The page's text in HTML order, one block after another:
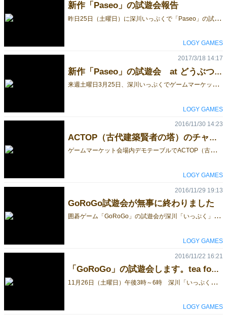
新作「Paseo」の試遊会報告
昨
日25日（土曜日）に深川いっぷくで「Paseo」の試遊会が6名で無事に行われました。2人プレー、3人プレー、4人プレーと色々なスタイルで試遊でき、どの人数でも問題無くプレーが楽しめ完成度は充分合格点でした。参加皆さんの貴重な意見が聞けて良かったです。 4人プレーだと途中で自分の駒の色を忘れたり誤って他のプレーヤの駒を動かしてしまいそうなので、4人用にはカラーマーカーがあった方が特に初心者プレーヤーには親切なのもわかりました。 ゲームマーケットでは星座前半（1月～6月）と星座後半（7月～12月）を2バージョン販売します。それぞれ2人プレー用で、2セット合わせると4人でプレーが出来るようになります。価格は3800円を予定しています。 タイル製はちょっと高価なので、できれば当日までに紙製ボードバージョンを製作することにしました。こちらはより多くの方に買ってもらってゲームを楽しんでもらえるように2人バージョンで1000円の予定です。楽しみにしてください。 そうそう1セットいっぷくの藤田さんに購入していただいたので、深川いっぷくに行けばテストプレーが出来ます。（来週から）都心近郊でご興味のなる方は是非足を運んでプレーしてみてください。 ご参加の皆さんありがとうございました。 LOGY GAMES ギフトボックス山本 [caption id="attachment_50117" align="alignleft" width="1024"] 4人バージョン 自分以外のプレーヤーの陣地ならどこにでも上がれます。[/caption] ボードの配置は自由なので環状ボードも可能です。ただし駒の動きは一方向なのでバックや同じタイルを2度通過することはできません。
LOGY GAMES
新作「Paseo」の試遊会 at どうぶつしょうぎカフェ深川いっぷく
来
週土曜日3月25日、深川いっぷくでゲームマーケット春リリース予定の新作「Paseo」の試遊会をします。 Paseoは2個のダイスを振って、その目の数で駒を動かすレースゲームです。バックギャモンのようにお互いの陣地から敵の陣地に向かって交差するように動かします。2セット使った4人プレーの試遊が一番の目的です。ご興味のある方は是非ご参加ください。 新作「Paseo」は2011年に考案したアブストラクトゲーム「JumPico」と「Skips」のルールを融合したダイスを使ったレースゲームです。フレキシブルに配置するボードタイルと、ボードデザインの移動制限をダイスの目をコントロールすることによって回避するバックギャモンのような戦略性が特徴です。 ゲームの詳細はこの試遊会の後に公開します。 どうぶつしょうぎカフェ深川いっぷくのtea for LOGY GAMESは飲食費のみのご負担で参加費は無料です。 お待ちしています。 LOGY GAMES 山本
2017/3/18 14:17
LOGY GAMES
ACTOP（古代建築賢者の塔）のチャレンジイベントをやります
ゲ
ームマーケット会場内デモテーブルでACTOP（古代建築賢者の塔）の塔建てイベントをします。24個のピースを全て積み上げあれれば完成です。挑戦は誰でも無料です。個人でもグループでも挑戦できます。完成者には作者山本のポストカード集（10枚組）をプレゼントします。（あ、グループ挑戦の場合はグループで1冊ですよ、念のため） 場所はG-11ブースです。 今までの実績では10人挑戦して1人ぐらいの成功確率です。腕に自信のある方は是非挑戦してください。お待ちしています。 [caption id="attachment_38799" align="alignleft" width="198"] 賞品のカード集です。[/caption] [caption id="attachment_38800" align="alignleft" width="1024"] 24ピース プロフェッショナル版[/caption] [caption id="attachment_38801" align="alignleft" width="1024"] グループでの挑戦もOKです。[/caption] [caption id="attachment_38802" align="alignleft" width="1024"] 無事に完成したら賞品がもらえます。[/caption] [caption id="attachment_38803" align="alignleft" width="1024"] 前半は簡単に進みますが、後半が結構難しです。[/caption]
2016/11/30 14:23
LOGY GAMES
GoRoGo試遊会が無事に終わりました
囲
碁ゲーム「GoRoGo」の試遊会が深川「いっぷく」で無事に終わりました。ゲームに造詣の深い方5名の参加でしたので有意義なテストプレーができました。囲碁をやらない作者としては実プレーでルール細部まで検討できてよかったです。 何もルール上の問題は無く、楽しくプレーができました。これで安心して販売できます。会場では試遊もできますので、囲碁好きな方は是非いらしてください。 ちなみに販売価格は下記です。好評だったので20個程度は作る予定です。 GoRoGo ミニサイズ（10ｃｍボード） 1500円 GoRoGo スタンダードサイズ（15ｃｍ） 2800円 [caption id="attachment_38613" align="alignleft" width="1024"] GoRoGo試遊会[/caption] [caption id="attachment_38614" align="alignleft" width="1024"] GoRoGo試遊会[/caption]
2016/11/29 19:13
LOGY GAMES
「GoRoGo」の試遊会します。tea for LOGY GAMES in 深川いっぷく
1
1月26日（土曜日）午後3時～6時 深川「いっぷく」のtea for LOGY GAMESで12月のゲームマーケット秋で発売予定の中立駒のある囲碁ゲーム「GoRoGo」の試遊会をします。事前にゲームのリスエストご要望があればご購入も可能です。 プレーヤーの意見や感想をお聞きしたいので、興味のある方は是非ご参加ください。また囲碁プレーヤーのご意見も是非聞きたいです。 1オーダー制で、貸し切りではありません、カフェ営業時間内ですのでお気軽にご参加いただけます。 深川「いっぷく」のtea for LOGY GAMES https://www.facebook.com/events/1770406486542546/
2016/11/22 16:21
LOGY GAMES